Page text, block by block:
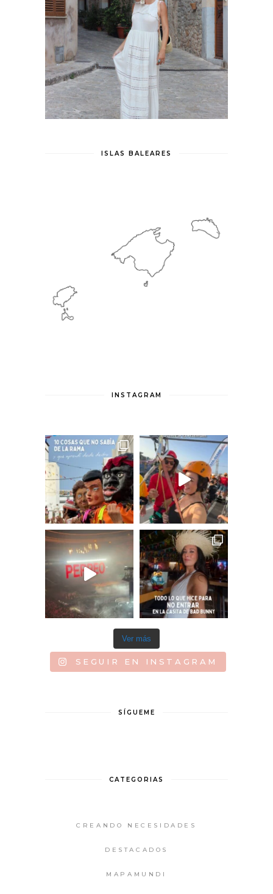
ISLAS BALEARES
INSTAGRAM
Ver más
SEGUIR EN INSTAGRAM
SÍGUEME
CATEGORIAS
CREANDO NECESIDADES
DESTACADOS
MAPAMUNDI